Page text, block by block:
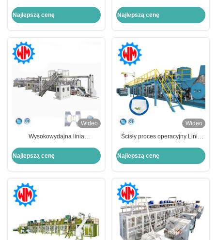
niemowląt SAP z kompleksowym
testowaniem materiałów
Najlepszą cenę
mechanizmem zwrotnym
Najlepszą cenę
Wideo
Wysokowydajna linia
dorosłych z pełnym serwo
Najlepszą cenę
Wideo
Ścisły proces operacyjny Linia
niemowląt
Najlepszą cenę